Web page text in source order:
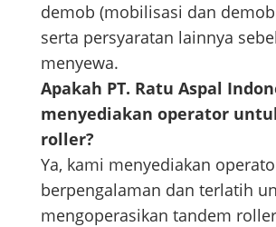
demob (mobilisasi dan
serta persyaratan lainnya
menyewa.
Apakah PT. Ratu Aspal
menyediakan operator
roller?
Ya, kami menyediakan
berpengalaman dan terlatih
mengoperasikan tandem